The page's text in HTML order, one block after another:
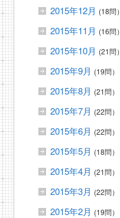
2015年12月 (18問）
2015年11月 (16問）
2015年10月 (21問）
2015年9月 (19問）
2015年8月 (21問）
2015年7月 (22問）
2015年6月 (22問）
2015年5月 (18問）
2015年4月 (21問）
2015年3月 (22問）
2015年2月 (19問）